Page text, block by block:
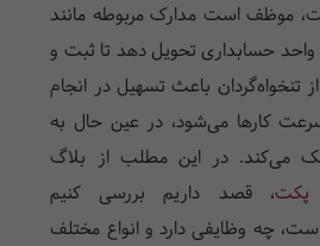
موظف است مدارک مربوطه مانند
واحد حسابداری تحویل دهد تا ثبت و
تنخواه‌گردان باعث تسهیل در انجام
کارها می‌شود، در عین حال به
می‌کند. در این مطلب از بلاگ
پکت،قصد داریم بررسی کنیم
چه وظایفی دارد و انواع مختلف